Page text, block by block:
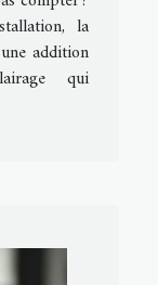
la
addition
qui